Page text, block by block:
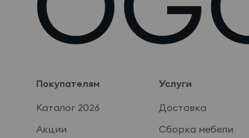
Покупателям
Каталог 2026
Акции
Услуги
Доставка
Сборка мебели